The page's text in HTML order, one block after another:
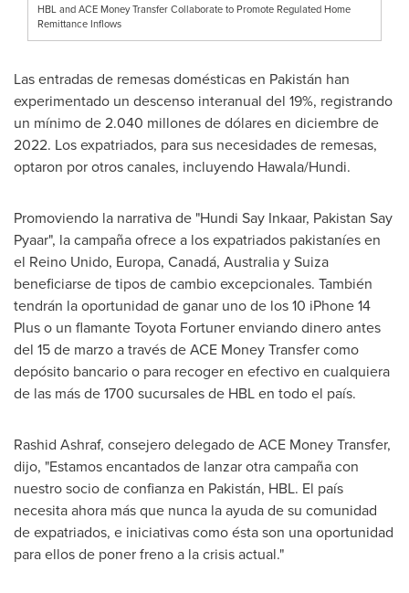
HBL and ACE Money Transfer Collaborate to Promote Regulated Home
Remittance Inflows
Las entradas de remesas domésticas en Pakistán han
experimentado un descenso interanual del 19%, registrando
un mínimo de 2.040 millones de dólares en diciembre de
2022. Los expatriados, para sus necesidades de remesas,
optaron por otros canales, incluyendo Hawala/Hundi.
Promoviendo la narrativa de "Hundi Say Inkaar, Pakistan Say
Pyaar", la campaña ofrece a los expatriados pakistaníes en
el Reino Unido, Europa, Canadá, Australiay Suiza
beneficiarse de tipos de cambio excepcionales. También
tendrán la oportunidad de ganar uno de los 10 iPhone 14
Plus o un flamante Toyota Fortuner enviando dinero antes
del 15 de marzo a través de ACE Money Transfer como
depósito bancario o para recoger en efectivo en cualquiera
de las más de 1700 sucursales de HBL en todo el país.
Rashid Ashraf, consejero delegado de ACE Money Transfer,
dijo, "Estamos encantados de lanzar otra campaña con
nuestro socio de confianza en Pakistán, HBL. El país
necesita ahora más que nunca la ayuda de su comunidad
de expatriados, e iniciativas como ésta son una oportunidad
para ellos de poner freno a la crisis actual."